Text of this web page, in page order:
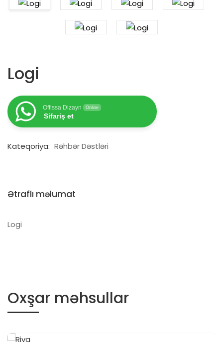
Logi
Offissa Dizayn Online
Sifariş et
Kateqoriya: Rəhbər Dəstləri
Ətraflı məlumat
Logi
Oxşar məhsullar